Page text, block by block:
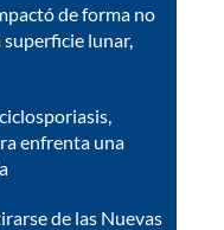
de forma no
lunar,
enfrenta una
de las Nuevas